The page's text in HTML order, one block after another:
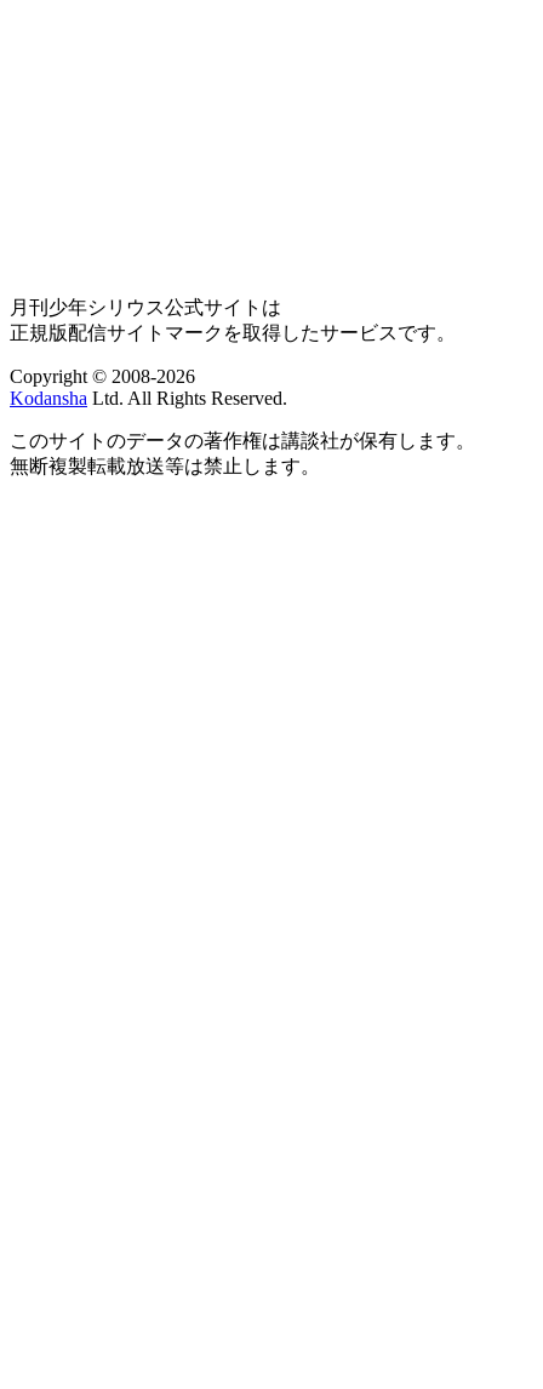
月刊少年シリウス公式サイトは
正規版配信サイトマークを取得したサービスです。
Copyright © 2008-2026
Kodansha Ltd. All Rights Reserved.
このサイトのデータの著作権は講談社が保有します。
無断複製転載放送等は禁止します。